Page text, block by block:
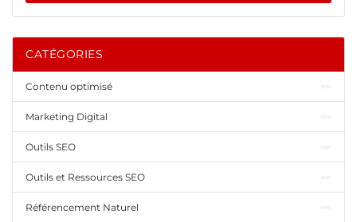
CATÉGORIES
Contenu optimisé
Marketing Digital
Outils SEO
Outils et Ressources SEO
Référencement Naturel